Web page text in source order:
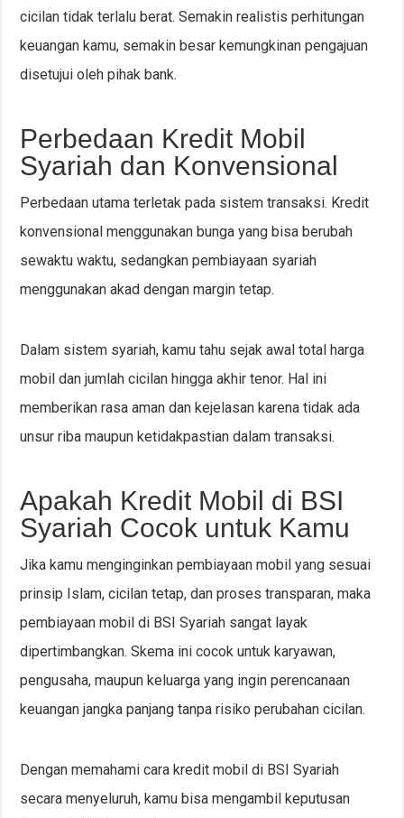
cicilan tidak terlalu berat. Semakin realistis perhitungan
keuangan kamu, semakin besar kemungkinan pengajuan
disetujui oleh pihak bank.
Perbedaan Kredit Mobil
Syariah dan Konvensional
Perbedaan utama terletak pada sistem transaksi. Kredit
konvensional menggunakan bunga yang bisa berubah
sewaktu waktu, sedangkan pembiayaan syariah
menggunakan akad dengan margin tetap.
Dalam sistem syariah, kamu tahu sejak awal total harga
mobil dan jumlah cicilan hingga akhir tenor. Hal ini
memberikan rasa aman dan kejelasan karena tidak ada
unsur riba maupun ketidakpastian dalam transaksi.
Apakah Kredit Mobil di BSI
Syariah Cocok untuk Kamu
Jika kamu menginginkan pembiayaan mobil yang sesuai
prinsip Islam, cicilan tetap, dan proses transparan, maka
pembiayaan mobil di BSI Syariah sangat layak
dipertimbangkan. Skema ini cocok untuk karyawan,
pengusaha, maupun keluarga yang ingin perencanaan
keuangan jangka panjang tanpa risiko perubahan cicilan.
Dengan memahami cara kredit mobil di BSI Syariah
secara menyeluruh, kamu bisa mengambil keputusan